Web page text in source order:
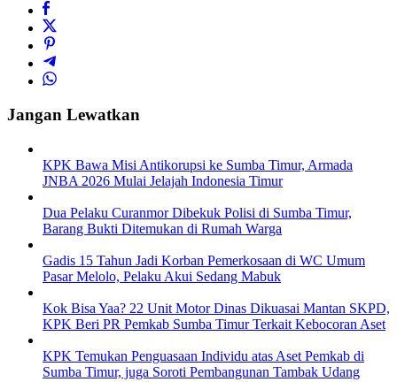
Jangan Lewatkan
KPK Bawa Misi Antikorupsi ke Sumba Timur, Armada
JNBA 2026 Mulai Jelajah Indonesia Timur
Dua Pelaku Curanmor Dibekuk Polisi di Sumba Timur,
Barang Bukti Ditemukan di Rumah Warga
Gadis 15 Tahun Jadi Korban Pemerkosaan di WC Umum
Pasar Melolo, Pelaku Akui Sedang Mabuk
Kok Bisa Yaa? 22 Unit Motor Dinas Dikuasai Mantan SKPD,
KPK Beri PR Pemkab Sumba Timur Terkait Kebocoran Aset
KPK Temukan Penguasaan Individu atas Aset Pemkab di
Sumba Timur, juga Soroti Pembangunan Tambak Udang